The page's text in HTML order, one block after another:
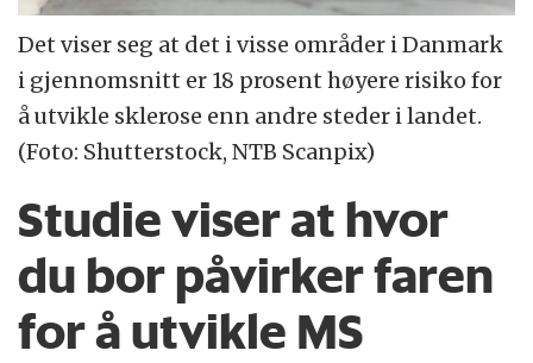
Det viser seg at det i visse områder i Danmark
i gjennomsnitt er 18 prosent høyere risiko for
å utvikle sklerose enn andre steder i landet.
(Foto: Shutterstock, NTB Scanpix)
Studie viser at hvor
du bor påvirker faren
for å utvikle MS